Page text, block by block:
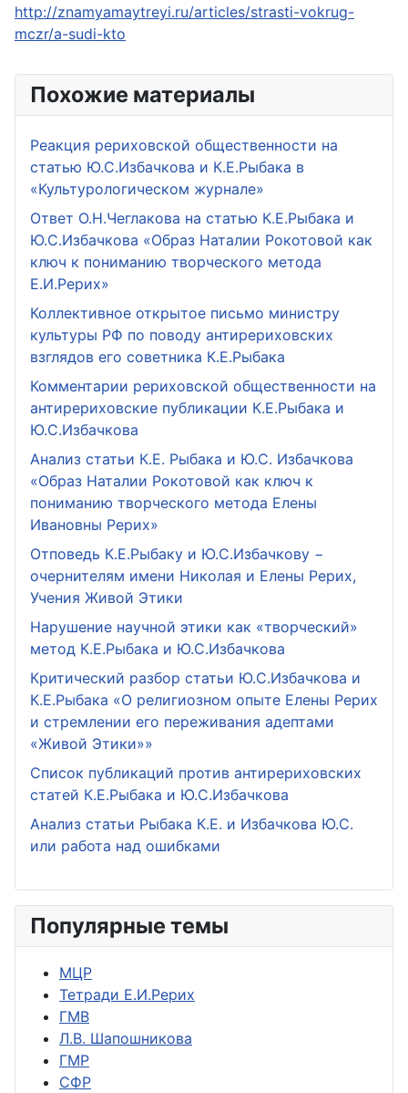
http://znamyamaytreyi.ru/articles/strasti-vokrug-
mczr/a-sudi-kto
Похожие материалы
Реакция рериховской общественности на
статью Ю.С.Избачкова и К.Е.Рыбака в
«Культурологическом журнале»
Ответ О.Н.Чеглакова на статью К.Е.Рыбака и
Ю.С.Избачкова «Образ Наталии Рокотовой как
ключ к пониманию творческого метода
Е.И.Рерих»
Коллективное открытое письмо министру
культуры РФ по поводу антирериховских
взглядов его советника К.Е.Рыбака
Комментарии рериховской общественности на
антирериховские публикации К.Е.Рыбака и
Ю.С.Избачкова
Анализ статьи К.Е. Рыбака и Ю.С. Избачкова
«Образ Наталии Рокотовой как ключ к
пониманию творческого метода Елены
Ивановны Рерих»
Отповедь К.Е.Рыбаку и Ю.С.Избачкову −
очернителям имени Николая и Елены Рерих,
Учения Живой Этики
Нарушение научной этики как «творческий»
метод К.Е.Рыбака и Ю.С.Избачкова
Критический разбор статьи Ю.С.Избачкова и
К.Е.Рыбака «О религиозном опыте Елены Рерих
и стремлении его переживания адептами
«Живой Этики»»
Список публикаций против антирериховских
статей К.Е.Рыбака и Ю.С.Избачкова
Анализ статьи Рыбака К.Е. и Избачкова Ю.С.
или работа над ошибками
Популярные темы
МЦР
Тетради Е.И.Рерих
ГМВ
Л.В. Шапошникова
ГМР
СФР